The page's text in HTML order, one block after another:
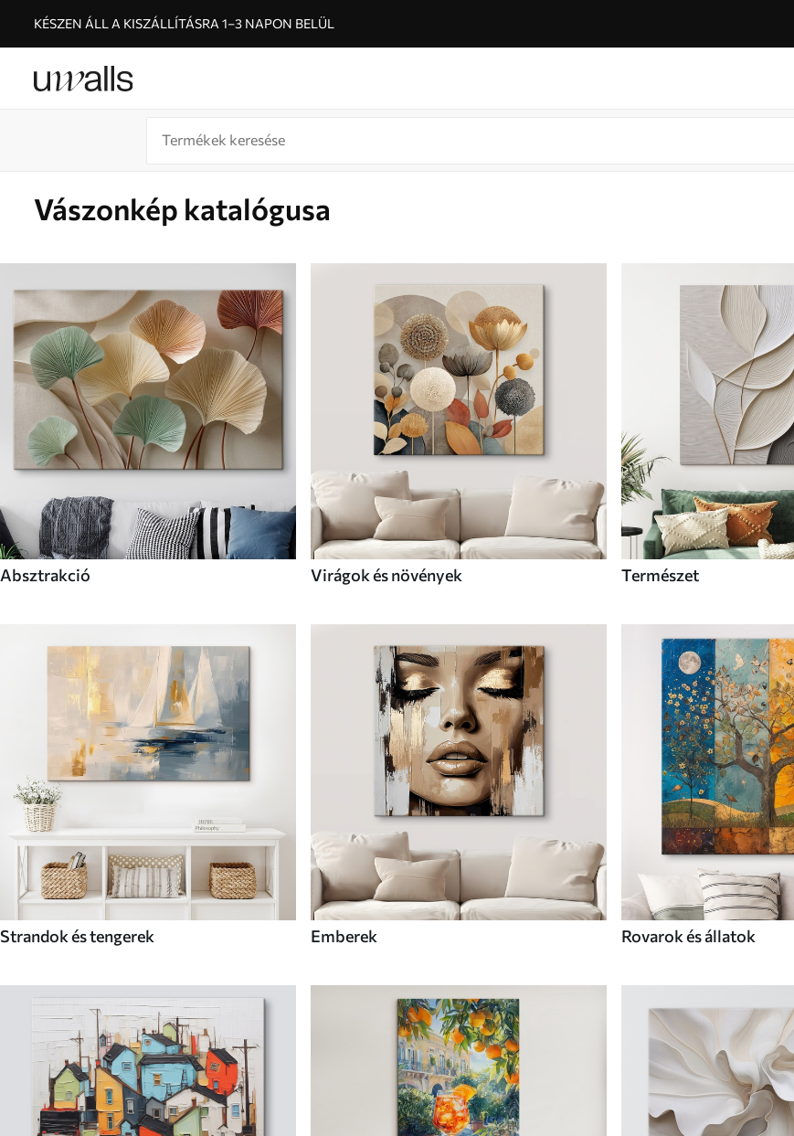
KÉSZEN ÁLL A KISZÁLLÍTÁSRA 1–3 NAPON BELÜL
Vászonkép katalógusa
Absztrakció Virágok és növények Természet
Strandok és tengerek Emberek Rovarok és állatok